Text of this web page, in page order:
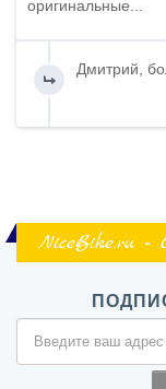
оригинальные...
Дмитрий,
NiceBike.ru -